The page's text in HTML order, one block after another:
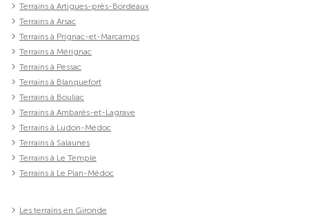
Terrains à Artigues-près-Bordeaux
Terrains à Arsac
Terrains à Prignac-et-Marcamps
Terrains à Mérignac
Terrains à Pessac
Terrains à Blanquefort
Terrains à Bouliac
Terrains à Ambarès-et-Lagrave
Terrains à Ludon-Médoc
Terrains à Salaunes
Terrains à Le Temple
Terrains à Le Pian-Médoc
Les terrains en Gironde